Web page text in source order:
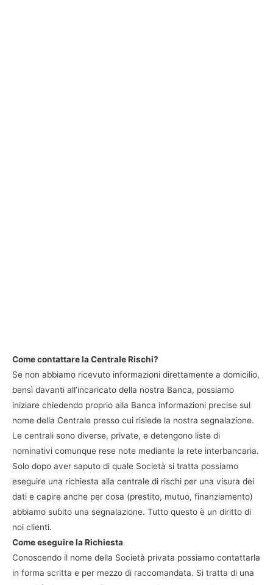
Come contattare la Centrale Rischi?
Se non abbiamo ricevuto informazioni direttamente a domicilio,
bensì davanti all’incaricato della nostra Banca, possiamo
iniziare chiedendo proprio alla Banca informazioni precise sul
nome della Centrale presso cui risiede la nostra segnalazione.
Le centrali sono diverse, private, e detengono liste di
nominativi comunque rese note mediante la rete interbancaria.
Solo dopo aver saputo di quale Società si tratta possiamo
eseguire una richiesta alla centrale di rischi per una visura dei
dati e capire anche per cosa (prestito, mutuo, finanziamento)
abbiamo subito una segnalazione. Tutto questo è un diritto di
noi clienti.
Come eseguire la Richiesta
Conoscendo il nome della Società privata possiamo contattarla
in forma scritta e per mezzo di raccomandata. Si tratta di una